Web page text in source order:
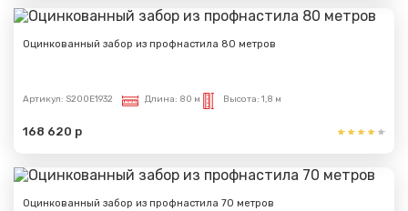
Оцинкованный забор из профнастила 80 метров
Артикул: S200E1932 Длина: 80 м Высота: 1,8 м
168 620 р
Оцинкованный забор из профнастила 70 метров